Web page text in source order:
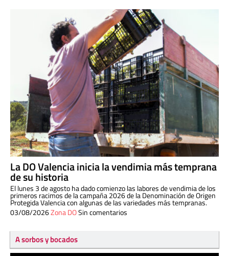
La DO Valencia inicia la vendimia más temprana
de su historia
El lunes 3 de agosto ha dado comienzo las labores de vendimia de los
primeros racimos de la campaña 2026 de la Denominación de Origen
Protegida Valencia con algunas de las variedades más tempranas.
03/08/2026Zona DOSin comentarios
A sorbos y bocados